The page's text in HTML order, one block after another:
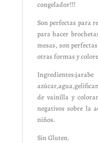
congelador!!!
Son perfectas para
para hacer
mesas, son
otras formas y
de vainilla y
negativos sobre la
niños.
Sin Gluten.